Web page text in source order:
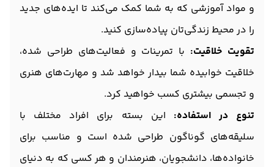
و مواد آموزشی که به شما کمک می‌کند تا ایده‌های جدید
را در محیط زندگی‌تان پیاده‌سازی کنید.
تقویت خلاقیت: با تمرینات و فعالیت‌های طراحی شده،
خلاقیت خوابیده شما بیدار خواهد شد و مهارت‌های هنری
و تجسمی بیشتری کسب خواهید کرد.
تنوع در استفاده: این بسته برای افراد مختلف با
سلیقه‌های گوناگون طراحی شده است و مناسب برای
خانواده‌ها، دانشجویان، هنرمندان و هر کسی که به دنیای